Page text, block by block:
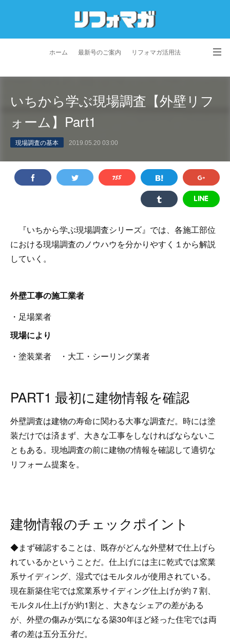
ホーム 最新号のご案内 リフォマガ活用法
プライバシーポリシー 利用規約 会社概要
いちから学ぶ現場調査【外壁リフ
ォーム】Part1
現場調査の基本 2019.05.20 03:00
『いちから学ぶ現場調査シリーズ』では、各施工部位
における現場調査のノウハウを分かりやすく１から解説
していく。
外壁工事の施工業者
・足場業者
現場により
・塗装業者 ・大工・シーリング業者
PART1 最初に建物情報を確認
外壁調査は建物の寿命に関わる大事な調査だ。時には塗
装だけでは済まず、大きな工事をしなければならないこ
ともある。現地調査の前に建物の情報を確認して適切な
リフォーム提案を。
建物情報のチェックポイント
◆まず確認することは、既存がどんな外壁材で仕上げら
れているかということだ。仕上げには主に乾式では窯業
系サイディング、湿式ではモルタルが使用されている。
現在新築住宅では窯業系サイディング仕上げが約７割、
モルタル仕上げが約1割と、大きなシェアの差がある
が、外壁の傷みが気になる築30年ほど経った住宅では両
者の差は五分五分だ。